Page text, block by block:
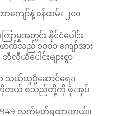
ကျော်နဲ့ ဝန်ထမ်း ၂၀၀
ြာမှုအတွင်း နိုင်ငံပေါင်း
ောက်သည် ၁၀၀၀ ကျော်အား
လီယံပေါင်းများစွာ
ာ သယ်ယူပို့ဆောင်ရေး၊
ဟိုတယ် စသည်တို့ကို ဖုံးအုပ်
လက်မှတ်ရထားတယ်။